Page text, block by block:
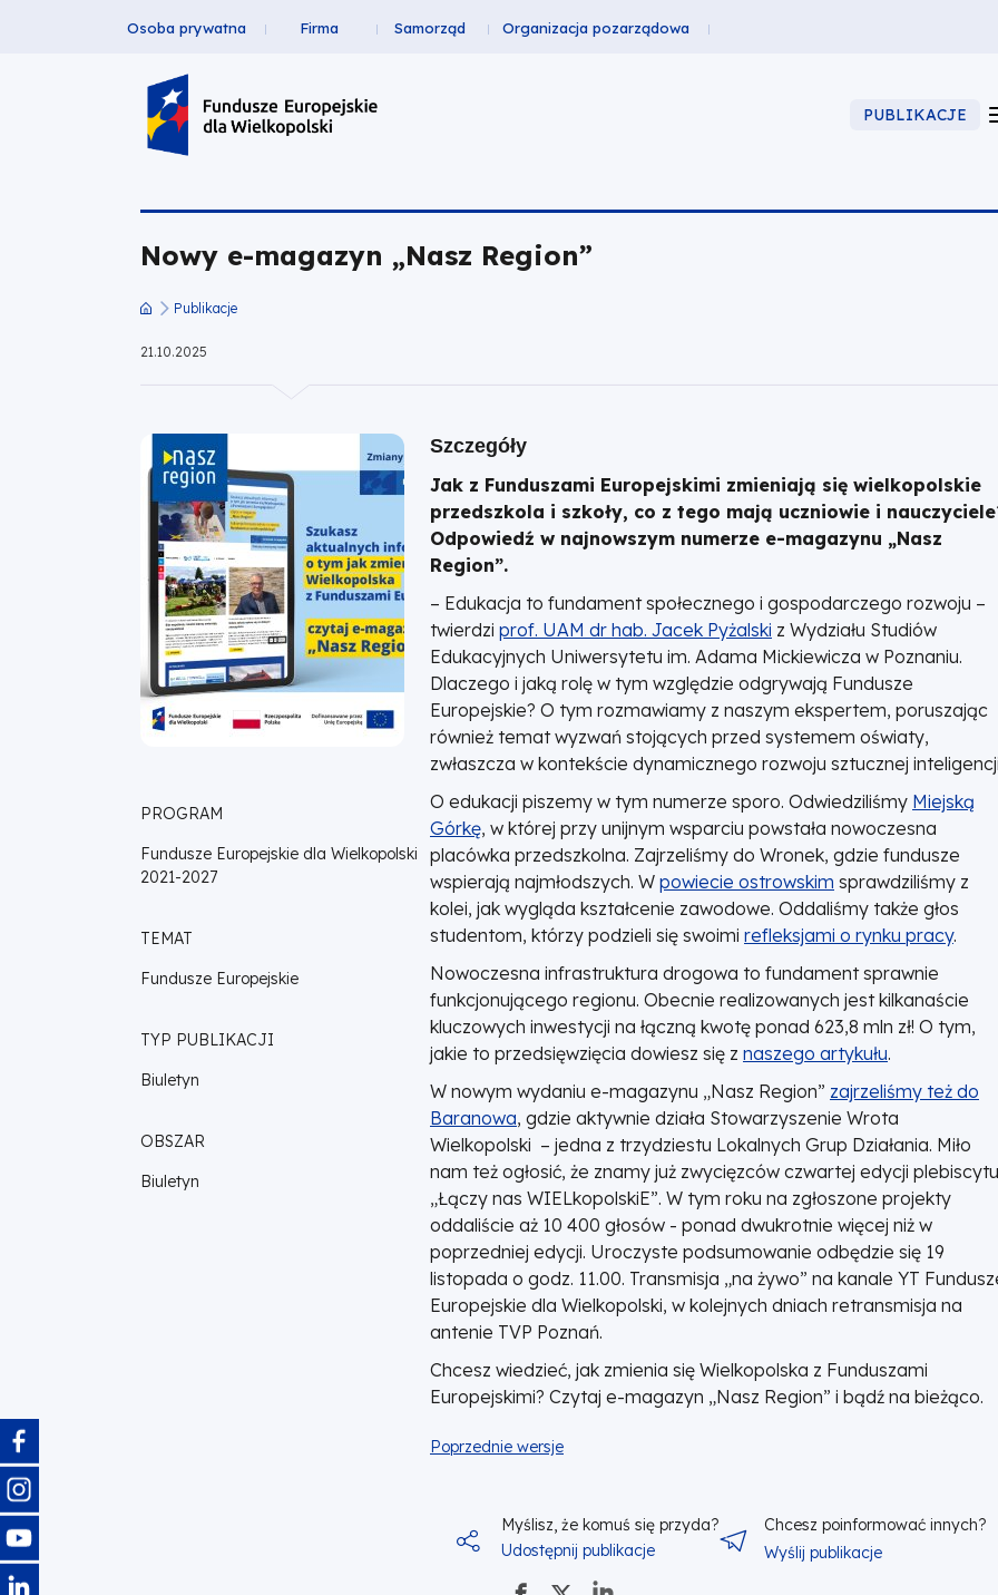
magazyn
Region”
Fundusze
Europejskie
Wielkopolski
Header
Top
Osoba prywatna Firma Samorząd Organizacja pozarządowa
PUBLIKACJE
Nowy e-magazyn „Nasz Region”
nawigacyjna
Publikacje
21.10.2025
PROGRAM
Fundusze Europejskie dla Wielkopolski
2021-2027
TEMAT
Fundusze Europejskie
TYP PUBLIKACJI
Biuletyn
OBSZAR
Biuletyn
Szczegóły
Jak z Funduszami Europejskimi zmieniają się wielkopolskie
przedszkola i szkoły, co z tego mają uczniowie i
Odpowiedź w najnowszym numerze e-magazynu „Nasz
Region”.
– Edukacja to fundament społecznego i gospodarczego rozwoju –
twierdzi prof. UAM dr hab. Jacek Pyżalski z Wydziału Studiów
Edukacyjnych Uniwersytetu im. Adama Mickiewicza w Poznaniu.
Dlaczego i jaką rolę w tym względzie odgrywają Fundusze
Europejskie? O tym rozmawiamy z naszym ekspertem, poruszając
również temat wyzwań stojących przed systemem oświaty,
zwłaszcza w kontekście dynamicznego rozwoju sztucznej
O edukacji piszemy w tym numerze sporo. Odwiedziliśmy Miejską
Górkę, w której przy unijnym wsparciu powstała nowoczesna
placówka przedszkolna. Zajrzeliśmy do Wronek, gdzie fundusze
wspierają najmłodszych. W powiecie ostrowskim sprawdziliśmy z
kolei, jak wygląda kształcenie zawodowe. Oddaliśmy także głos
studentom, którzy podzieli się swoimi refleksjami o rynku pracy.
Nowoczesna infrastruktura drogowa to fundament sprawnie
funkcjonującego regionu. Obecnie realizowanych jest kilkanaście
kluczowych inwestycji na łączną kwotę ponad 623,8 mln zł! O tym,
jakie to przedsięwzięcia dowiesz się z naszego artykułu.
W nowym wydaniu e-magazynu „Nasz Region” zajrzeliśmy też do
Baranowa, gdzie aktywnie działa Stowarzyszenie Wrota
Wielkopolski – jedna z trzydziestu Lokalnych Grup Działania. Miło
nam też ogłosić, że znamy już zwycięzców czwartej edycji plebiscytu
„Łączy nas WIELkopolskiE”. W tym roku na zgłoszone projekty
oddaliście aż 10 400 głosów - ponad dwukrotnie więcej niż w
poprzedniej edycji. Uroczyste podsumowanie odbędzie się 19
listopada o godz. 11.00. Transmisja „na żywo” na kanale YT
Europejskie dla Wielkopolski, w kolejnych dniach retransmisja na
antenie TVP Poznań.
Chcesz wiedzieć, jak zmienia się Wielkopolska z Funduszami
Europejskimi? Czytaj e-magazyn „Nasz Region” i bądź na bieżąco.
Poprzednie wersje
Myślisz, że komuś się przyda?
Udostępnij publikacje
Chcesz poinformować innych?
Wyślij publikacje
Obraz
Obraz
Obraz
Obraz